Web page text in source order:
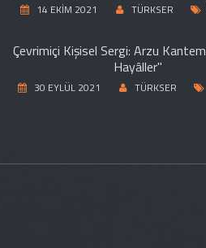
14 EKİM 2021 TÜRKSER
Çevrimiçi Kişisel Sergi: Arzu
Hayâller"
30 EYLÜL 2021 TÜRKSER